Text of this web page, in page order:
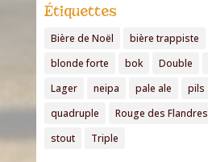
Étiquettes
Bière de Noël bière trappiste
blonde forte
bok Double
Lager
neipa pale ale pils
quadruple
Rouge des Flandres
stout
Triple